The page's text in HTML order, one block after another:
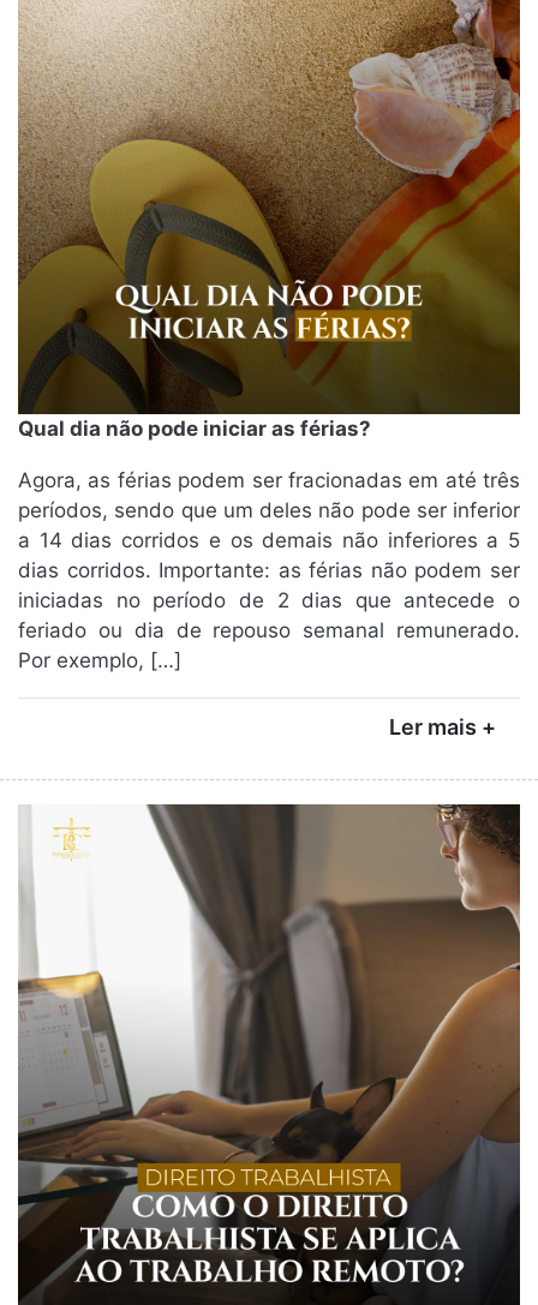
Qual dia não pode iniciar as férias?
Agora, as férias podem ser fracionadas em até três
períodos, sendo que um deles não pode ser inferior
a 14 dias corridos e os demais não inferiores a 5
dias corridos. Importante: as férias não podem ser
iniciadas no período de 2 dias que antecede o
feriado ou dia de repouso semanal remunerado.
Por exemplo, […]
Ler mais +